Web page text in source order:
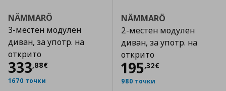
NÄMMARÖ
3-местен модулен
диван, за употр. на
открито
333,88€
Цена
1670 точки
NÄMMARÖ
2-местен модулен
диван, за употр. на
открито
195,32€
Цена
980 точки